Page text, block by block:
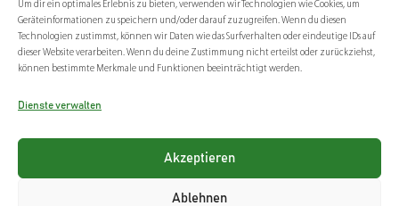
Um dir ein optimales Erlebnis zu bieten, verwenden wir Technologien wie Cookies, um
Geräteinformationen zu speichern und/oder darauf zuzugreifen. Wenn du diesen
Technologien zustimmst, können wir Daten wie das Surfverhalten oder eindeutige IDs auf
dieser Website verarbeiten. Wenn du deine Zustimmung nicht erteilst oder zurückziehst,
können bestimmte Merkmale und Funktionen beeinträchtigt werden.
Dienste verwalten
Akzeptieren
Ablehnen